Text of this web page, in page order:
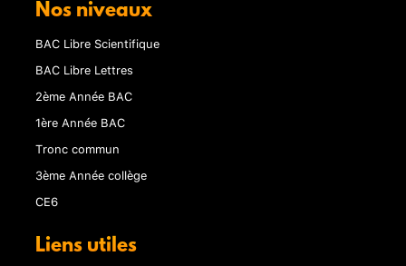
Nos niveaux
BAC Libre Scientifique
BAC Libre Lettres
2ème Année BAC
1ère Année BAC
Tronc commun
3ème Année collège
CE6
Liens utiles